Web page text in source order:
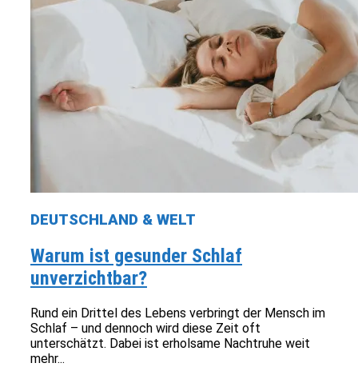
DEUTSCHLAND & WELT
Warum ist gesunder Schlaf
unverzichtbar?
Rund ein Drittel des Lebens verbringt der Mensch im
Schlaf – und dennoch wird diese Zeit oft
unterschätzt. Dabei ist erholsame Nachtruhe weit
mehr...